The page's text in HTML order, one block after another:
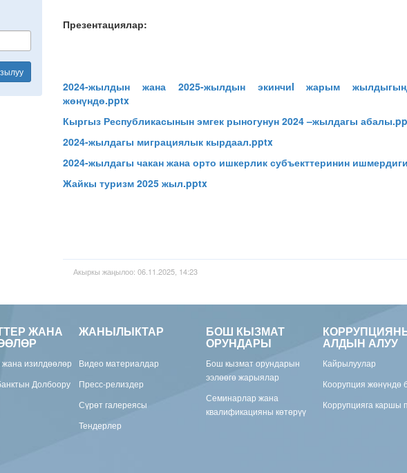
Презентациялар:
2024-жылдын жана 2025-жылдын экинчиI жарым
жөнүндө.pptx
Кыргыз Республикасынын эмгек рыногунун 2024 –жылдагы
2024-жылдагы миграциялык кырдаал.pptx
2024-жылдагы чакан жана орто ишкерлик субъекттеринин
Жайкы туризм 2025 жыл.pptx
Акыркы жаңылоо: 06.11.2025, 14:23
ЖАНА
жана изилдөөлөр
Долбоору
ЖАНЫЛЫКТАР
Видео материалдар
Пресс-релиздер
Сүрөт галереясы
Тендерлер
БОШ КЫЗМАТ
ОРУНДАРЫ
Бош кызмат орундарын
ээлөөгө жарыялар
Семинарлар жана
квалификацияны көтөрүү
АЛДЫН АЛУУ
Кайрылуулар
Коорупция жөнүндө
Коррупцияга каршы